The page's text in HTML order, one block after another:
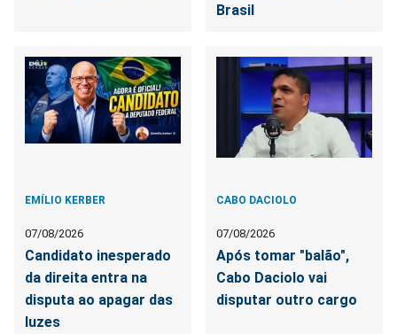
Brasil
EMÍLIO KERBER
07/08/2026
Candidato inesperado
da direita entra na
disputa ao apagar das
luzes
CABO DACIOLO
07/08/2026
Após tomar "balão",
Cabo Daciolo vai
disputar outro cargo